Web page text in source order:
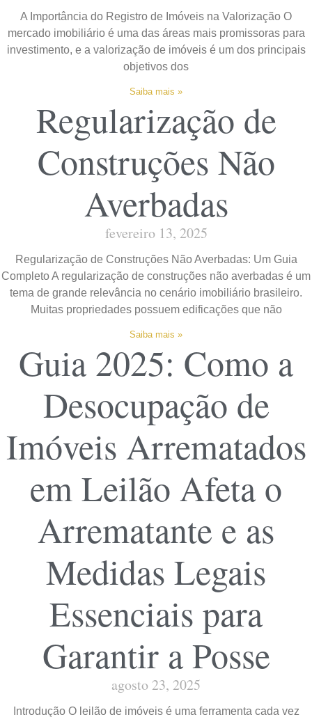
A Importância do Registro de Imóveis na Valorização O
mercado imobiliário é uma das áreas mais promissoras para
investimento, e a valorização de imóveis é um dos principais
objetivos dos
Saiba mais »
Regularização de
Construções Não
Averbadas
fevereiro 13, 2025
Regularização de Construções Não Averbadas: Um Guia
Completo A regularização de construções não averbadas é um
tema de grande relevância no cenário imobiliário brasileiro.
Muitas propriedades possuem edificações que não
Saiba mais »
Guia 2025: Como a
Desocupação de
Imóveis Arrematados
em Leilão Afeta o
Arrematante e as
Medidas Legais
Essenciais para
Garantir a Posse
agosto 23, 2025
Introdução O leilão de imóveis é uma ferramenta cada vez